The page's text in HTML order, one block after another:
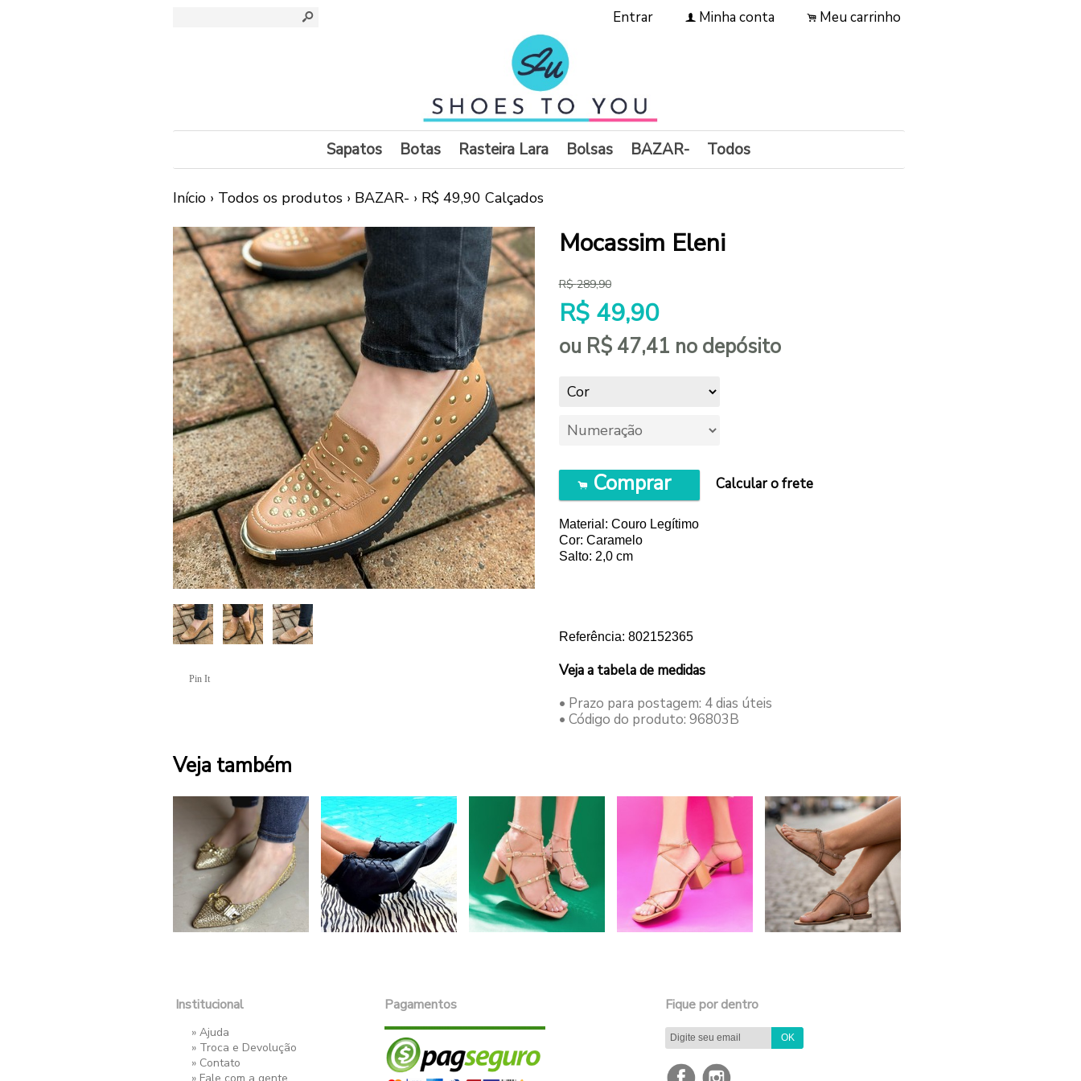
s Entrar f Minha conta . Meu carrinho
Sapatos Botas Rasteira Lara Bolsas BAZAR- Todos
Início › Todos os produtos › BAZAR- › R$ 49,90 Calçados
Pin It
Mocassim Eleni
R$289,90
R$ 49,90
ou R$ 47,41 no depósito
. Comprar Calcular o frete
Material: Couro Legítimo
Cor: Caramelo
Salto: 2,0 cm
Referência: 802152365
Veja a tabela de medidas
• Prazo para postagem: 4 dias úteis
• Código do produto: 96803B
Veja também
Institucional
» Ajuda
» Troca e Devolução
» Contato
Pagamentos Fique por dentro